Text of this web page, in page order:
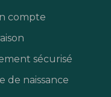
compte
sécurisé
de naissance